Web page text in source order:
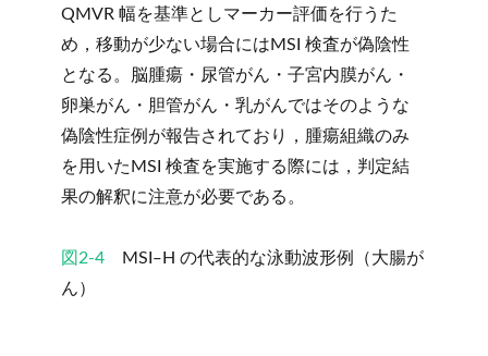
QMVR 幅を基準としマーカー評価を行うた
め，移動が少ない場合にはMSI 検査が偽陰性
となる。脳腫瘍・尿管がん・子宮内膜がん・
卵巣がん・胆管がん・乳がんではそのような
偽陰性症例が報告されており，腫瘍組織のみ
を用いたMSI 検査を実施する際には，判定結
果の解釈に注意が必要である。
図2-4 MSI‒H の代表的な泳動波形例（大腸が
ん）